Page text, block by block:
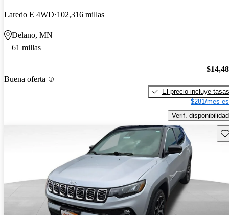
Laredo E 4WD 102,316 millas
Delano, MN
61 millas
Buena oferta
El precio incluye tasas
$281/mes
Verif. disponibilidad